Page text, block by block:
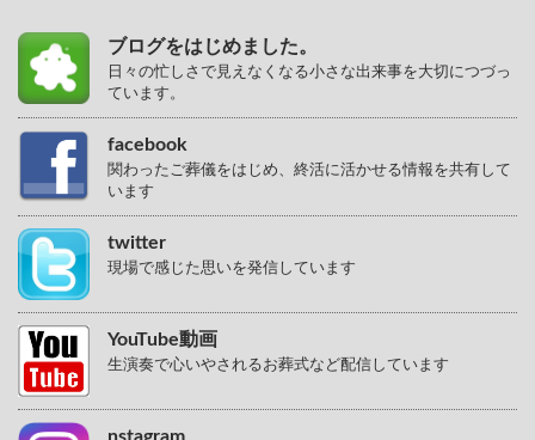
ブログをはじめました。
日々の忙しさで見えなくなる小さな出来事を大切につづっ
ています。
facebook
関わったご葬儀をはじめ、終活に活かせる情報を共有して
います
twitter
現場で感じた思いを発信しています
YouTube動画
生演奏で心いやされるお葬式など配信しています